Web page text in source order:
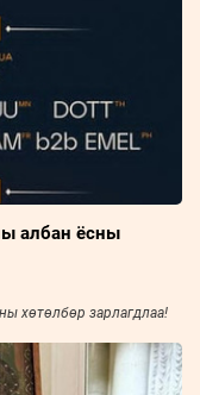
албан ёсны
хөтөлбөр зарлагдлаа!